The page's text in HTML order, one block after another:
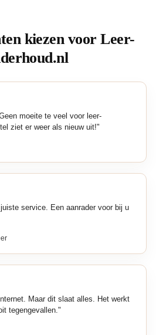
gekozen
worden
kiezen voor Leer-
moeite te veel voor leer-
ziet er weer als nieuw uit!"
service. Een aanrader voor bij u
Maar dit slaat alles. Het werkt
tegengevallen."